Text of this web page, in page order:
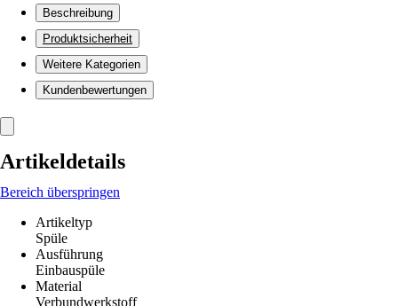
Beschreibung
Produktsicherheit
Weitere Kategorien
Kundenbewertungen
Artikeldetails
Bereich überspringen
Artikeltyp
Spüle
Ausführung
Einbauspüle
Material
Verbundwerkstoff